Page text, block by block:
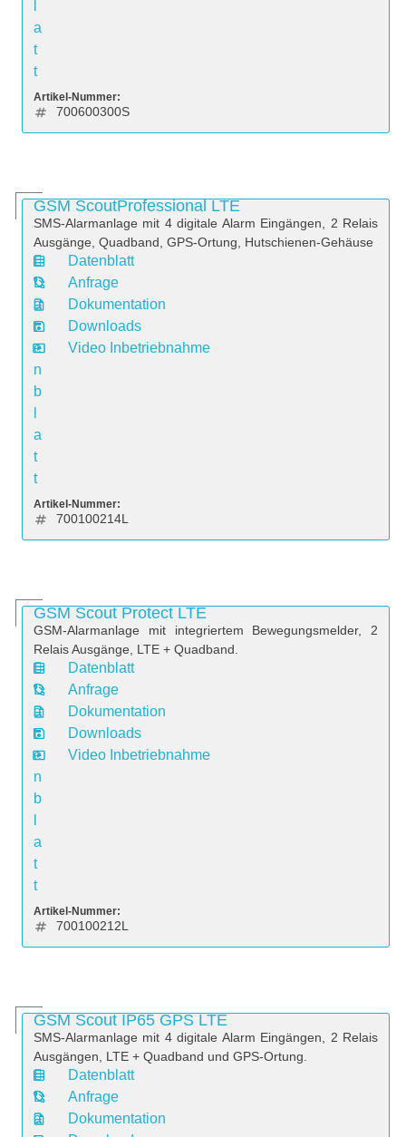
a
t
t
Artikel-Nummer:
700600300S
GSM ScoutProfessional LTE
SMS-Alarmanlage mit 4 digitale Alarm Eingängen, 2 Relais
Ausgänge, Quadband, GPS-Ortung, Hutschienen-Gehäuse
D
a
t
e
n
b
a
t
t
Datenblatt
Anfrage
Dokumentation
Downloads
Video Inbetriebnahme
Artikel-Nummer:
700100214L
GSM Scout Protect LTE
GSM-Alarmanlage mit integriertem Bewegungsmelder, 2
Relais Ausgänge, LTE + Quadband.
D
a
t
e
n
b
a
t
t
Datenblatt
Anfrage
Dokumentation
Downloads
Video Inbetriebnahme
Artikel-Nummer:
700100212L
GSM Scout IP65 GPS LTE
SMS-Alarmanlage mit 4 digitale Alarm Eingängen, 2 Relais
Ausgängen, LTE + Quadband und GPS-Ortung.
D
a
Datenblatt
Anfrage
Dokumentation